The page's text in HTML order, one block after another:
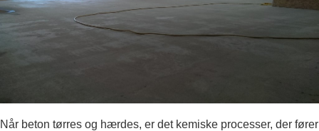
Når beton tørres og hærdes, er det kemiske processer, der fører